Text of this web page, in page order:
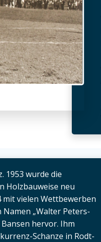
1953 wurde die
Holzbauweise neu
vielen Wettbewerben
„Walter Peters-
hervor. Ihm
Schanze in Rodt-